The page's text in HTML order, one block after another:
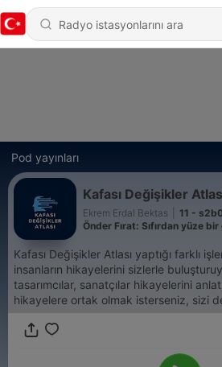
Pod yayınları
Kafası Değişikler
Ekrem Erdal Bektas
11 -
Önder Fırat: Sıfırdan yüze
Kafası Değişikler Atlası yaptığı farklı
insanların hikayelerini sizlerle
tasarımcılar, sanatçılar hikayelerini
hikayelere ortak olmak isterseniz, sizi